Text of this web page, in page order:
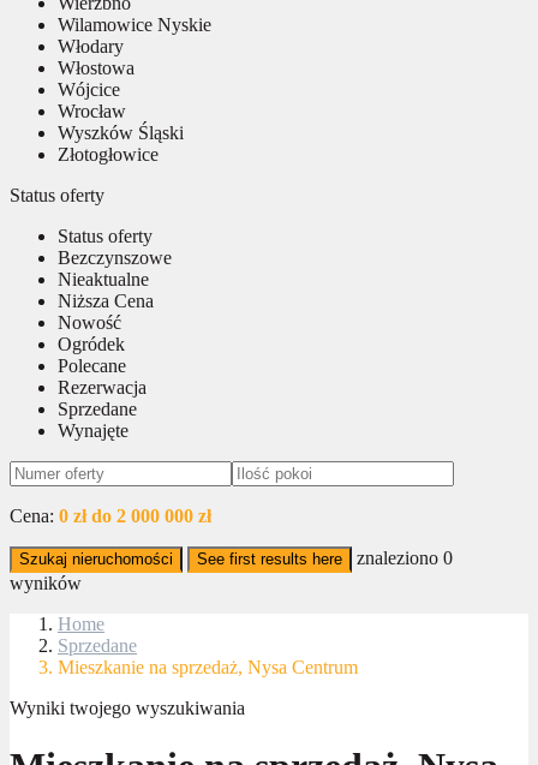
Wilamowice Nyskie
Włodary
Włostowa
Wójcice
Wrocław
Wyszków Śląski
Złotogłowice
Status oferty
Status oferty
Bezczynszowe
Nieaktualne
Niższa Cena
Nowość
Ogródek
Polecane
Rezerwacja
Sprzedane
Wynajęte
Cena: 0 zł do 2 000 000 zł
Szukaj nieruchomości See first results here znaleziono 0
wyników
Home
Sprzedane
Mieszkanie na sprzedaż, Nysa Centrum
Wyniki twojego wyszukiwania